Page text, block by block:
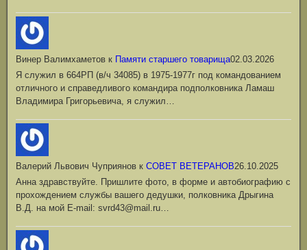
Винер Валимхаметов к Памяти старшего товарища02.03.2026
Я служил в 664РП (в/ч 34085) в 1975-1977г под командованием
отличного и справедливого командира подполковника Ламаш
Владимира Григорьевича, я служил…
Валерий Львович Чуприянов к СОВЕТ ВЕТЕРАНОВ26.10.2025
Анна здравствуйте. Пришлите фото, в форме и автобиографию с
прохождением службы вашего дедушки, полковника Дрыгина
В.Д. на мой Е-mail: svrd43@mail.ru…